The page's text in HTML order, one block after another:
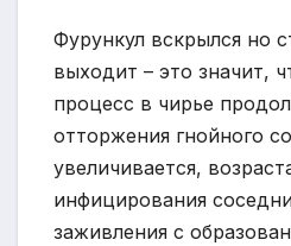
Фурункул вскрылся но
выходит – это значит,
процесс в чирье
отторжения гнойного
увеличивается,
инфицирования
заживления с